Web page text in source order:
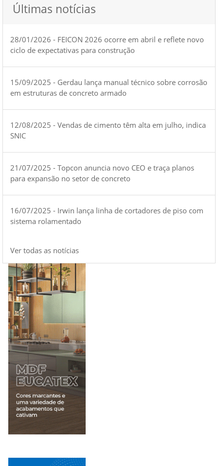
Últimas notícias
28/01/2026 - FEICON 2026 ocorre em abril e reflete novo
ciclo de expectativas para construção
15/09/2025 - Gerdau lança manual técnico sobre corrosão
em estruturas de concreto armado
12/08/2025 - Vendas de cimento têm alta em julho, indica
SNIC
21/07/2025 - Topcon anuncia novo CEO e traça planos
para expansão no setor de concreto
16/07/2025 - Irwin lança linha de cortadores de piso com
sistema rolamentado
Ver todas as notícias